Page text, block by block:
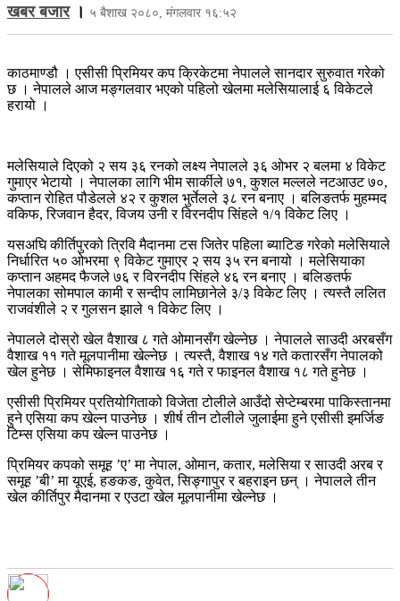
खबर बजार। ५ बैशाख २०८०, मंगलवार १६:५२
काठमाण्डौ । एसीसी प्रिमियर कप क्रिकेटमा नेपालले सानदार सुरुवात गरेको
छ । नेपालले आज मङ्गलवार भएको पहिलो खेलमा मलेसियालाई ६ विकेटले
हरायो ।
मलेसियाले दिएको २ सय ३६ रनको लक्ष्य नेपालले ३६ ओभर २ बलमा ४ विकेट
गुमाएर भेटायो । नेपालका लागि भीम सार्कीले ७१, कुशल मल्लले नटआउट ७०,
कप्तान रोहित पौडेलले ४२ र कुशल भुर्तेलले ३८ रन बनाए । बलिङतर्फ मुहम्मद
वकिफ, रिजवान हैदर, विजय उनी र विरनदीप सिंहले १/१ विकेट लिए ।
यसअघि कीर्तिपुरको त्रिवि मैदानमा टस जितेर पहिला ब्याटिङ गरेको मलेसियाले
निर्धारित ५० ओभरमा ९ विकेट गुमाएर २ सय ३५ रन बनायो । मलेसियाका
कप्तान अहमद फैजले ७६ र विरनदीप सिंहले ४६ रन बनाए । बलिङतर्फ
नेपालका सोमपाल कामी र सन्दीप लामिछानेले ३/३ विकेट लिए । त्यस्तै ललित
राजवंशीले २ र गुलसन झाले १ विकेट लिए ।
नेपालले दोस्रो खेल वैशाख ८ गते ओमानसँग खेल्नेछ । नेपालले साउदी अरबसँग
वैशाख ११ गते मूलपानीमा खेल्नेछ । त्यस्तै, वैशाख १४ गते कतारसँग नेपालको
खेल हुनेछ । सेमिफाइनल वैशाख १६ गते र फाइनल वैशाख १८ गते हुनेछ ।
एसीसी प्रिमियर प्रतियोगिताको विजेता टोलीले आउँदो सेप्टेम्बरमा पाकिस्तानमा
हुने एसिया कप खेल्न पाउनेछ । शीर्ष तीन टोलीले जुलाईमा हुने एसीसी इमर्जिङ
टिम्स एसिया कप खेल्न पाउनेछ ।
प्रिमियर कपको समूह ’ए’ मा नेपाल, ओमान, कतार, मलेसिया र साउदी अरब र
समूह ’बी’ मा यूएई, हङकङ, कुवेत, सिङ्गापुर र बहराइन छन् । नेपालले तीन
खेल कीर्तिपुर मैदानमा र एउटा खेल मूलपानीमा खेल्नेछ ।